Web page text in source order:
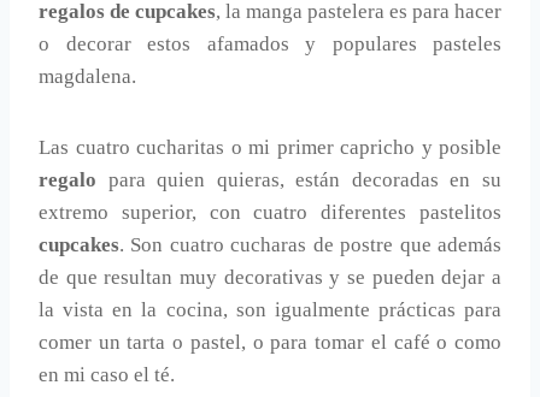
regalos de cupcakes, la manga pastelera es para hacer
o decorar estos afamados y populares pasteles
magdalena.
Las cuatro cucharitas o mi primer capricho y posible
regalo para quien quieras, están decoradas en su
extremo superior, con cuatro diferentes pastelitos
cupcakes. Son cuatro cucharas de postre que además
de que resultan muy decorativas y se pueden dejar a
la vista en la cocina, son igualmente prácticas para
comer un tarta o pastel, o para tomar el café o como
en mi caso el té.